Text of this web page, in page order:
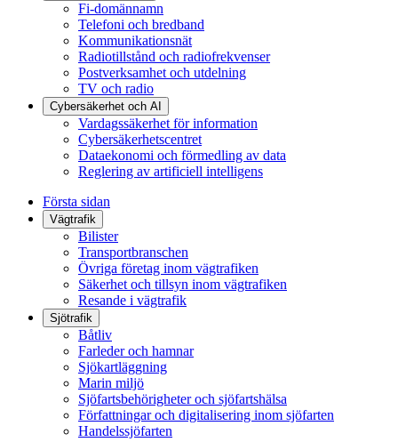
Fi-domännamn
Telefoni och bredband
Kommunikationsnät
Radiotillstånd och radiofrekvenser
Postverksamhet och utdelning
TV och radio
Cybersäkerhet och AI
Vardagssäkerhet för information
Cybersäkerhetscentret
Dataekonomi och förmedling av data
Reglering av artificiell intelligens
Första sidan
Vägtrafik
Bilister
Transportbranschen
Övriga företag inom vägtrafiken
Säkerhet och tillsyn inom vägtrafiken
Resande i vägtrafik
Sjötrafik
Båtliv
Farleder och hamnar
Sjökartläggning
Marin miljö
Sjöfartsbehörigheter och sjöfartshälsa
Författningar och digitalisering inom sjöfarten
Handelssjöfarten